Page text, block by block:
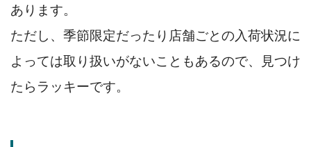
あります。
ただし、季節限定だったり店舗ごとの入荷状況に
よっては取り扱いがないこともあるので、見つけ
たらラッキーです。